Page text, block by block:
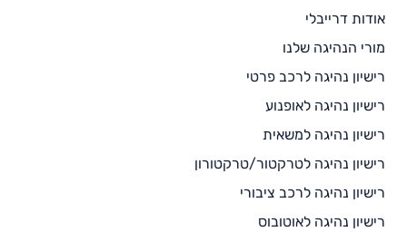
אודות דרייבלי
מורי הנהיגה שלנו
רישיון נהיגה לרכב פרטי
רישיון נהיגה לאופנוע
רישיון נהיגה למשאית
רישיון נהיגה לטרקטור/טרקטורון
רישיון נהיגה לרכב ציבורי
רישיון נהיגה לאוטובוס